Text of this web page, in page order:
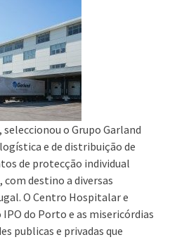
o Grupo Garland
e de distribuição de
de protecção individual
destino a diversas
O Centro Hospitalar e
do Porto e as misericórdias
publicas e privadas que